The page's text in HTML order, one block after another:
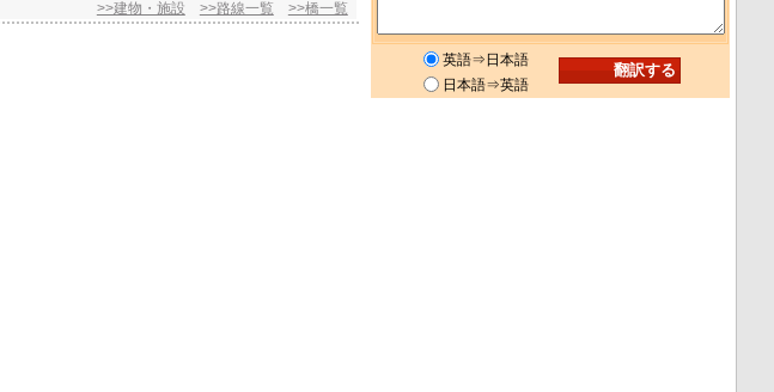
>>建物・施設
>>路線一覧 >>橋一覧
英語⇒日本語
日本語⇒英語